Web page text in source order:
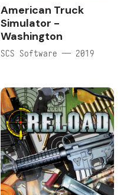
American Truck
Simulator -
Washington
SCS Software — 2019